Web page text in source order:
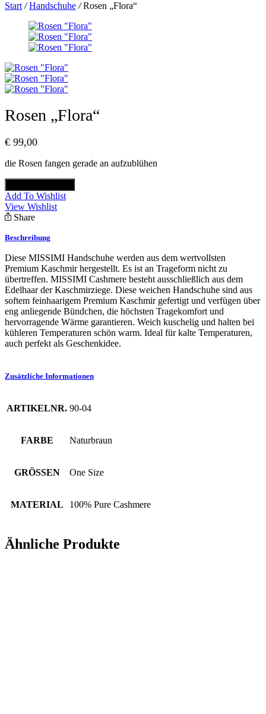
Start / Handschuhe /Rosen „Flora“
Rosen „Flora“
€ 99,00
die Rosen fangen gerade an aufzublühen
Rosen
"Flora"
Menge
Add To Wishlist
View Wishlist
Share
Beschreibung
Diese MISSIMI Handschuhe werden aus dem wertvollsten
Premium Kaschmir hergestellt. Es ist an Trageform nicht zu
übertreffen. MISSIMI Cashmere besteht ausschließlich aus dem
Edelhaar der Kaschmirziege. Diese weichen Handschuhe sind aus
softem feinhaarigem Premium Kaschmir gefertigt und verfügen über
eng anliegende Bündchen, die höchsten Tragekomfort und
hervorragende Wärme garantieren. Weich kuschelig und halten bei
kühleren Temperaturen schön warm. Ideal für kalte Temperaturen,
auch perfekt als Geschenkidee.
Zusätzliche Informationen
ARTIKELNR. 90-04
FARBE Naturbraun
GRÖSSEN One Size
MATERIAL 100% Pure Cashmere
Ähnliche Produkte